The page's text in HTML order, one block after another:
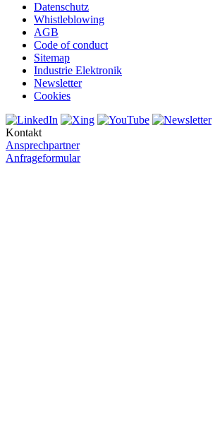
Datenschutz
Whistleblowing
AGB
Code of conduct
Sitemap
Industrie Elektronik
Newsletter
Cookies
Kontakt
Ansprechpartner
Anfrageformular